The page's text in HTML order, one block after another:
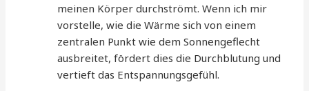
meinen Körper durchströmt. Wenn ich mir
vorstelle, wie die Wärme sich von einem
zentralen Punkt wie dem Sonnengeflecht
ausbreitet, fördert dies die Durchblutung und
vertieft das Entspannungsgefühl.